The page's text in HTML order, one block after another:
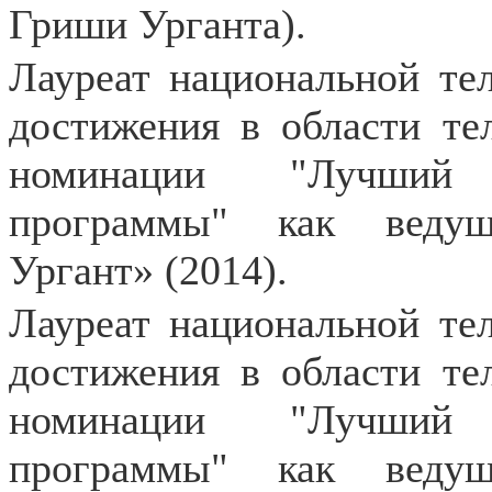
Гриши Урганта).
Лауреат национальной
достижения в области
номинации "Лучший
программы" как
Ургант» (2014).
Лауреат национальной
достижения в области
номинации "Лучший
программы" как